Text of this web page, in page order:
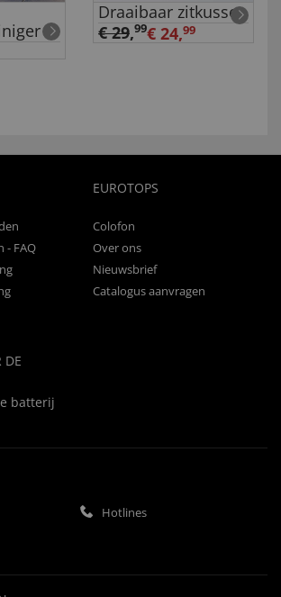
Draaibaar zitkussen
€ 29,99€ 24,99
- FAQ
DE
batterij
EUROTOPS
Colofon
Over ons
Nieuwsbrief
Catalogus aanvragen
Hotlines